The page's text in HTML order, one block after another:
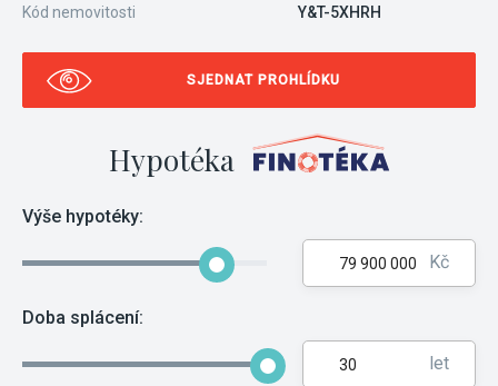
Kód nemovitosti Y&T-5XHRH
SJEDNAT PROHLÍDKU
Hypotéka
Výše hypotéky:
Kč
Doba splácení:
let